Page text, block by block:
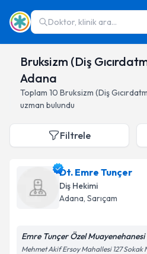
Doktor, klinik ara...
Bruksizm (Diş
Adana
Toplam 10 Bruksizm (Diş
uzman bulundu
Filtrele
Dt. Emre Tunçer
Diş Hekimi
Adana, Sarıçam
Emre Tunçer Özel Muayenehanesi
Mehmet Akif Ersoy Mahallesi 127 Sokak